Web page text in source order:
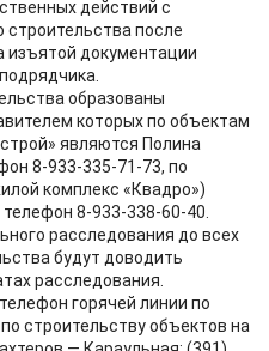
действий с
строительства после
изъятой документации
образованы
которых по объектам
являются Полина
8-933-335-71-73, по
комплекс «Квадро»)
8-933-338-60-40.
расследования до всех
будут доводить
расследования.
горячей линии по
строительству объектов на